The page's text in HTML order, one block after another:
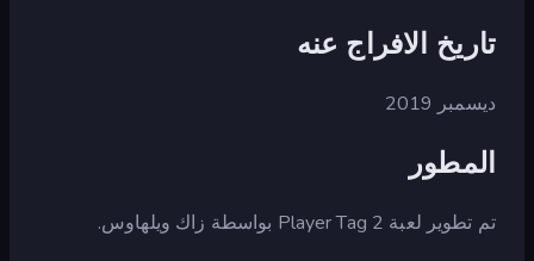
تاريخ الافراج عنه
ديسمبر 2019
المطور
تم تطوير لعبة 2 Player Tag بواسطة زاك ويلهاوس.